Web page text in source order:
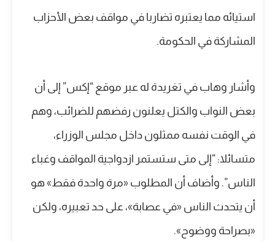
استيائه مما يعتبره تضاربا في مواقف بعض الأحزاب
المشاركة في الحكومة.
وأشار وهاب في تغريدة له عبر موقع “إكس” إلى أن
بعض النواب والكتل يعلنون رفضهم للضرائب، وهم
في الوقت نفسه ممثلون داخل مجلس الوزراء،
متسائلا: “إلى متى ستستمر ازدواجية المواقف وغباء
الناس”. وأضاف أن المطلوب «مرة واحدة فقط» هو
أن يتحدث الناس «في عصابة»، على حد تعبيره، ولكن
«بصراحة ووضوح».